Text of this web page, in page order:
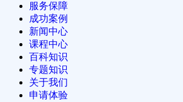
服务保障
成功案例
新闻中心
课程中心
百科知识
专题知识
关于我们
申请体验